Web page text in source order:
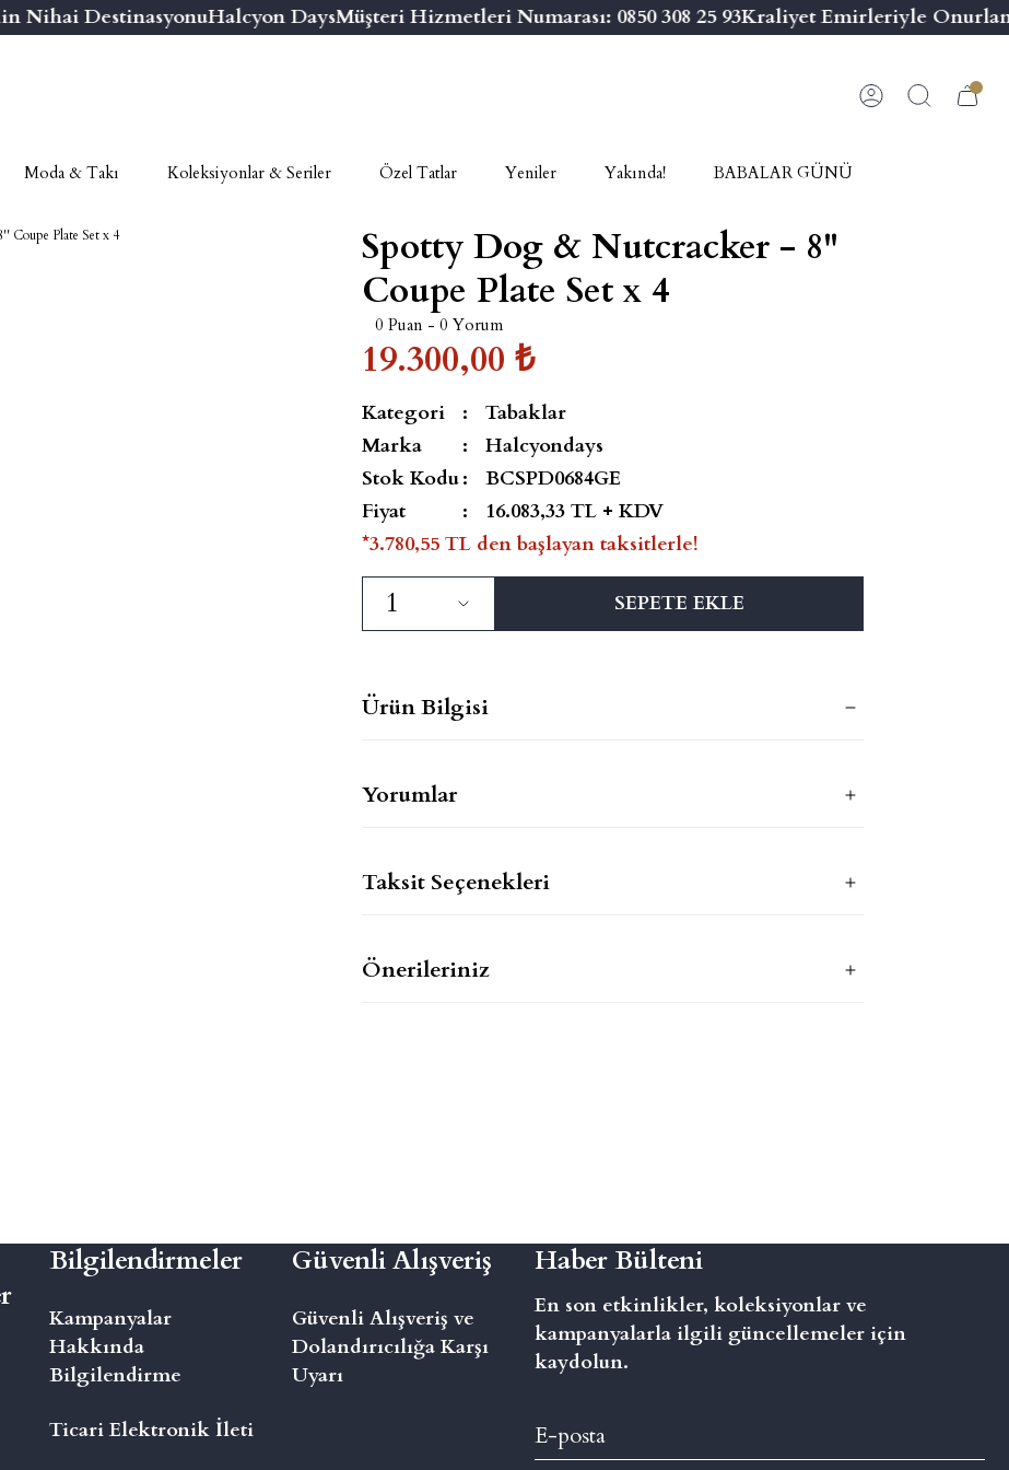
DestinasyonuHalcyon DaysMüşteri Hizmetleri Numarası: 0850 308 25 93 Kraliyet Emirleriyle
Moda & Takı Koleksiyonlar & Seriler Özel Tatlar Yeniler Yakında! BABALAR GÜNÜ
Spotty Dog & Nutcracker - 8''
Coupe Plate Set x 4
0 Puan - 0 Yorum
19.300,00 ₺
Kategori
Tabaklar
Marka
Halcyondays
Stok Kodu
BCSPD0684GE
Fiyat
16.083,33 TL + KDV
*3.780,55 TL den başlayan taksitlerle!
SEPETE EKLE
Ürün Bilgisi
Yorumlar
Taksit Seçenekleri
Önerileriniz
Bilgilendirmeler
Kampanyalar
Hakkında
Bilgilendirme
Ticari Elektronik İleti
Güvenli Alışveriş
Güvenli Alışveriş ve
Dolandırıcılığa Karşı
Uyarı
Haber Bülteni
En son etkinlikler, koleksiyonlar ve
kampanyalarla ilgili güncellemeler için
kaydolun.